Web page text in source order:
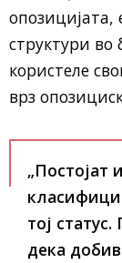
опозицијата,
структури во
користеле
врз
„Постојат
тој
дека